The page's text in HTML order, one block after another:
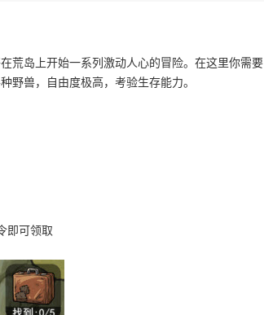
荒岛上开始一系列激动人心的冒险。在这里你需要
野兽，自由度极高，考验生存能力。
即可领取